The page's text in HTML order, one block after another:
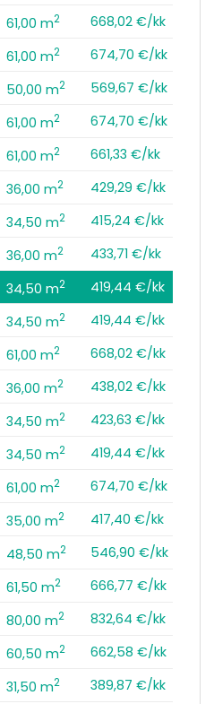
61,00 m2
668,02 €/kk
61,00 m2
674,70 €/kk
50,00 m2
569,67 €/kk
61,00 m2
674,70 €/kk
61,00 m2
661,33 €/kk
36,00 m2
429,29 €/kk
34,50 m2
415,24 €/kk
36,00 m2
433,71 €/kk
34,50 m2
419,44 €/kk
34,50 m2
419,44 €/kk
61,00 m2
668,02 €/kk
36,00 m2
438,02 €/kk
34,50 m2
423,63 €/kk
34,50 m2
419,44 €/kk
61,00 m2
674,70 €/kk
35,00 m2
417,40 €/kk
48,50 m2
546,90 €/kk
61,50 m2
666,77 €/kk
80,00 m2
832,64 €/kk
60,50 m2
662,58 €/kk
31,50 m2
389,87 €/kk